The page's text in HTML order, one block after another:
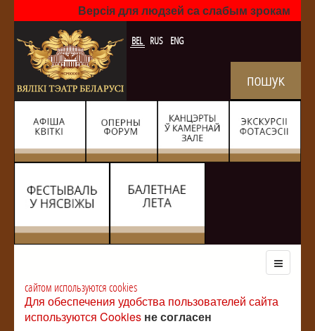
Версія для людзей са слабым зрокам
BEL RUS ENG
сайтом используются cookies
Для обеспечения удобства пользователей сайта
используются Cookies не согласен